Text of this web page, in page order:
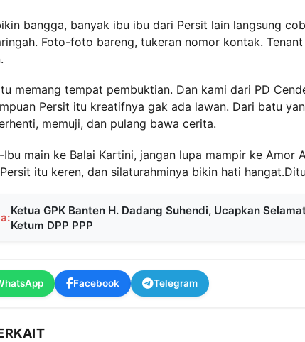
bangga, banyak ibu ibu dari Persit lain langsung
Foto-foto bareng, tukeran nomor kontak.
memang tempat pembuktian. Dan kami dari PD
Persit itu kreatifnya gak ada lawan. Dari batu
memuji, dan pulang bawa cerita.
Ibu main ke Balai Kartini, jangan lupa mampir ke
itu keren, dan silaturahminya bikin hati
Ketua GPK Banten H. Dadang Suhendi, Ucapkan
Ketum DPP PPP
Facebook Telegram